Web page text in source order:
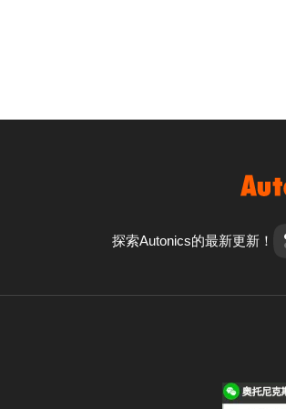
探索Autonics的最新更新！